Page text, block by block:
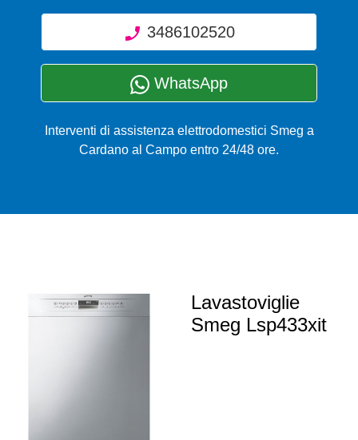
3486102520
WhatsApp
Interventi di assistenza elettrodomestici Smeg a
Cardano al Campo entro 24/48 ore.
Lavastoviglie
Smeg Lsp433xit